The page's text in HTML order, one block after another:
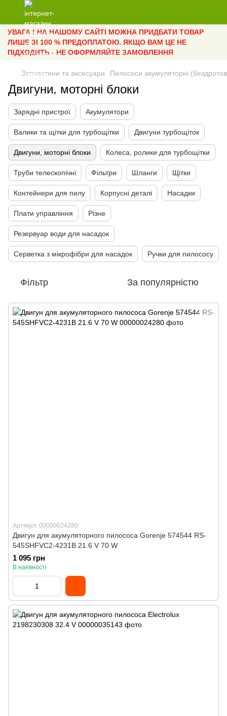
УВАГА ! НА НАШОМУ САЙТІ МОЖНА ПРИДБАТИ ТОВАР
ЛИШЕ ЗІ 100 % ПРЕДОПЛАТОЮ. ЯКЩО ВАМ ЦЕ НЕ
ПІДХОДИТЬ - НЕ ОФОРМЛЯЙТЕ ЗАМОВЛЕННЯ
Запчастини та аксесуари Пилососи акумуляторні
Двигуни, моторні блоки
Зарядні пристрої Акумулятори
Валики та щітки для турбощітки Двигуни турбощіток
Двигуни, моторні блоки Колеса, ролики для турбощітки
Труби телескопічні Фільтри Шланги Щітки
Контейнери для пилу Корпусні деталі Насадки
Плати управління Різне
Резервуар води для насадок
Серветка з мікрофібри для насадок Ручки для пилососу
Фільтр За популярністю
Артикул: 00000024280
Двигун для акумуляторного пилососа Gorenje 574544 RS-
545SHFVC2-4231B 21.6 V 70 W
1 095 грн
В наявності